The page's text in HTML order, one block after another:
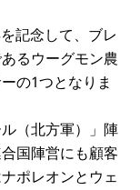
記念して、ブレ
るウーグモン農
の1つとなりま
（北方軍）」陣
国陣営にも顧客
ポレオンとウェ